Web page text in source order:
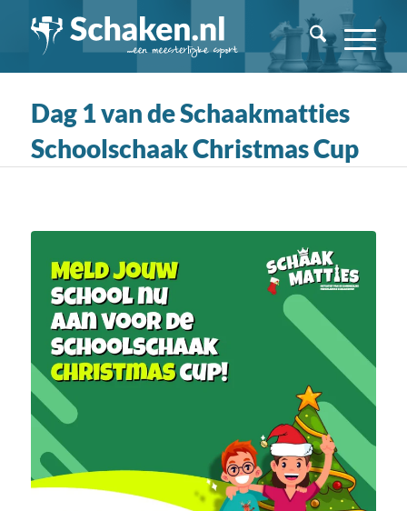
Dag 1 van de Schaakmatties
Schoolschaak Christmas Cup